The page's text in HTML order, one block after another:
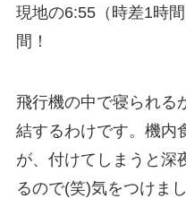
現地の6:55（時差1時
間！
飛行機の中で寝られる
結するわけです。機内
が、付けてしまうと深
るので(笑)気をつけまし